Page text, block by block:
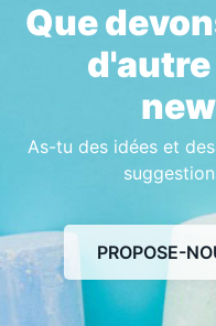
Que
As-tu des idées et
PROPOSE-